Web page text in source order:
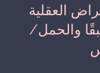
العقلية
والحمل/